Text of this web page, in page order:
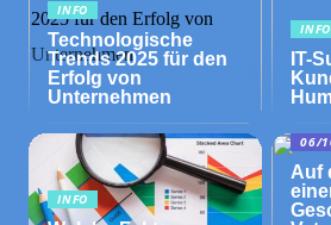
INFO
Technologische
Trends 2025 für den
Erfolg von
Unternehmen
INFO
IT-
INFO
06/
Auf